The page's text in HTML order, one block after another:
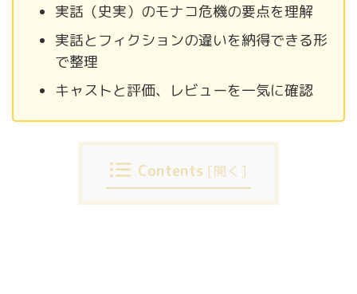
実話（史実）のモナコ危機の要点を理解
実話とフィクションの違いを納得できる形
で整理
キャストと評価、レビューを一気に確認
Contents [開く ]